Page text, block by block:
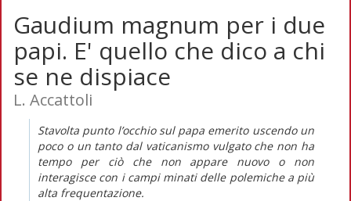
Gaudium magnum per i due
papi. E' quello che dico a chi
se ne dispiace
L. Accattoli
Stavolta punto l’occhio sul papa emerito uscendo un
poco o un tanto dal vaticanismo vulgato che non ha
tempo per ciò che non appare nuovo o non
interagisce con i campi minati delle polemiche a più
alta frequentazione.